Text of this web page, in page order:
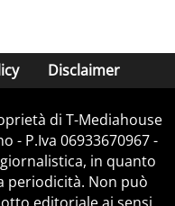
Disclaimer
di T-Mediahouse
- P.Iva 06933670967 -
in quanto
periodicità. Non può